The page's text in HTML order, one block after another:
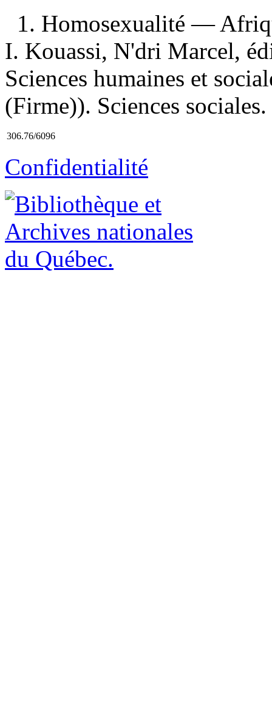
1. Homosexualité —
I. Kouassi, N'dri Marcel,
Sciences humaines et
(Firme)). Sciences sociales.
306.76/6096
Confidentialité